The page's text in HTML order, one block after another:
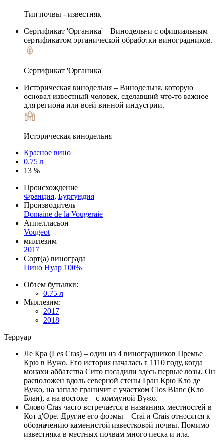
Тип почвы - известняк
Сертификат 'Органика' – Винодельни с официальным
сертификатом органической обработки виноградников.
Сертификат 'Органика'
Историческая винодельня – Винодельня, которую
основал известный человек, сделавший что-то важное
для региона или всей винной индустрии.
Историческая винодельня
Красное вино
0.75 л
13 %
Происхождение
Франция, Бургундия
Производитель
Domaine de la Vougeraie
Аппелласьон
Vougeot
миллезим
2017
Сорт(а) винограда
Пино Нуар 100%
Объем бутылки:
0.75 л
Миллезим:
2017
2018
Терруар
Ле Кра (Les Cras) – один из 4 виноградников Премье
Крю в Вужо. Его история началась в 1110 году, когда
монахи аббатства Сито посадили здесь первые лозы. Он
расположен вдоль северной стены Гран Крю Кло де
Вужо, на западе граничит с участком Clos Blanc (Кло
Блан), а на востоке – с коммуной Вужо.
Слово Cras часто встречается в названиях местностей в
Кот д'Оре. Другие его формы – Crai и Crais относятся к
обозначению каменистой известковой почвы. Помимо
известняка в местных почвам много песка и ила.